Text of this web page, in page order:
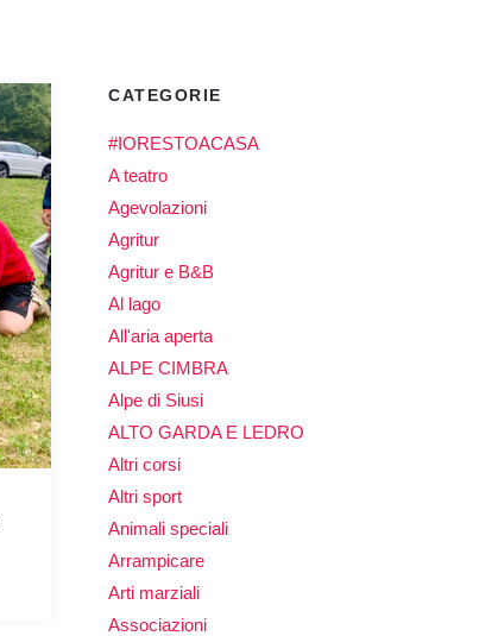
CATEGORIE
#IORESTOACASA
A teatro
Agevolazioni
Agritur
Agritur e B&B
Al lago
All'aria aperta
ALPE CIMBRA
Alpe di Siusi
ALTO GARDA E LEDRO
Altri corsi
Altri sport
Animali speciali
Arrampicare
Arti marziali
Associazioni